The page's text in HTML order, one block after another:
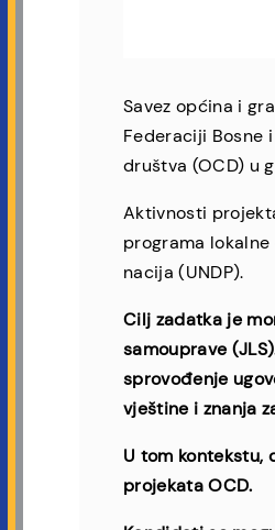
Savez općina i
Federaciji Bosne
društva (OCD) u
Aktivnosti
programa lokalne
nacija (UNDP).
Cilj zadatka je
samouprave
sprovođenje
vještine i znanja
U tom kontekstu,
projekata OCD.